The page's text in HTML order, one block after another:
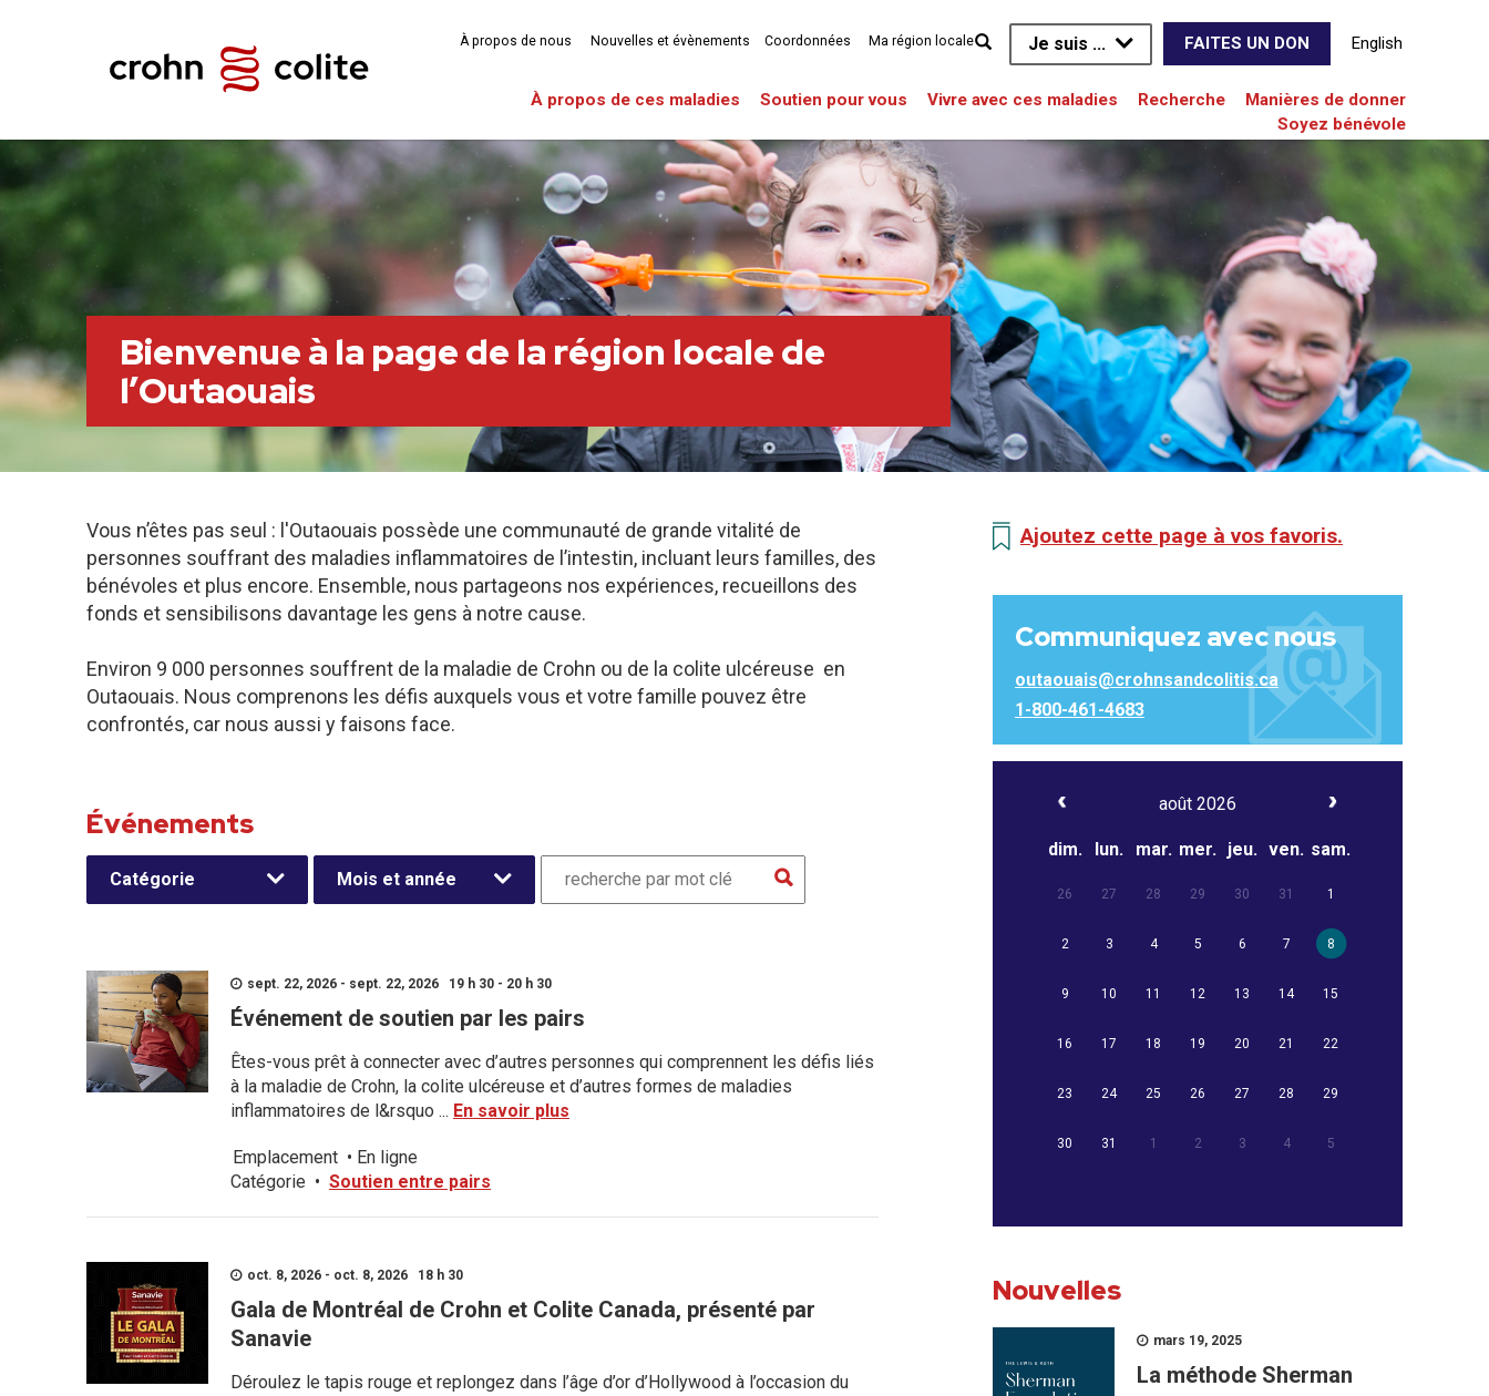
Je suis ... FAITES UN DON English
À propos de ces maladies Soutien pour vous Vivre avec ces maladies Recherche
Manières de donner
Soyez bénévole
À propos de nous Nouvelles et évènements Coordonnées Ma région locale
Bienvenue à la page de la région locale de
l’Outaouais
Vous n’êtes pas seul : l'Outaouais possède une communauté de grande vitalité de
personnes souffrant des maladies inflammatoires de l’intestin, incluant leurs familles, des
bénévoles et plus encore. Ensemble, nous partageons nos expériences, recueillons des
fonds et sensibilisons davantage les gens à notre cause.
Environ 9 000 personnes souffrent de la maladie de Crohn ou de la colite ulcéreuse en
Outaouais. Nous comprenons les défis auxquels vous et votre famille pouvez être
confrontés, car nous aussi y faisons face.
Événements
Catégorie Mois et année
sept. 22, 2026 - sept. 22, 2026 19 h 30 - 20 h 30
Événement de soutien par les pairs
Êtes-vous prêt à connecter avec d’autres personnes qui comprennent les défis liés
à la maladie de Crohn, la colite ulcéreuse et d’autres formes de maladies
inflammatoires de l&rsquo ... En savoir plus
Emplacement • En ligne
Catégorie • Soutien entre pairs
oct. 8, 2026 - oct. 8, 2026 18 h 30
Gala de Montréal de Crohn et Colite Canada, présenté par
Sanavie
Déroulez le tapis rouge et replongez dans l’âge d’or d’Hollywood à l’occasion du
Ajoutez cette page à vos favoris.
Communiquez avec nous
outaouais@crohnsandcolitis.ca
1-800-461-4683
août 2026
dim. lun. mar. mer. jeu. ven. sam.
26 27 28 29 30 31 1
2 3 4 5 6 7 8
9 10 11 12 13 14 15
16 17 18 19 20 21 22
23 24 25 26 27 28 29
30 31 1 2 3 4 5
Nouvelles
mars 19, 2025
La méthode Sherman